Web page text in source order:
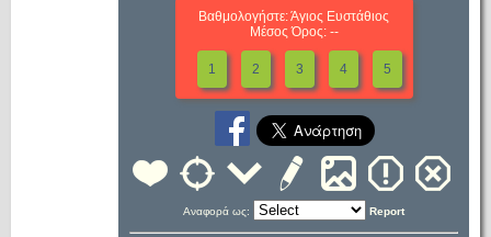
Βαθμολογήστε: Άγιος Ευστάθιος
Μέσος Όρος: --
1 2 3 4 5
Αναφορά ως: Report